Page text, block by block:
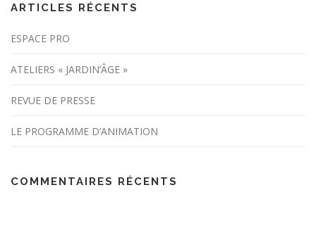
ARTICLES RÉCENTS
ESPACE PRO
ATELIERS « JARDIN’ÂGE »
REVUE DE PRESSE
LE PROGRAMME D’ANIMATION
COMMENTAIRES RÉCENTS